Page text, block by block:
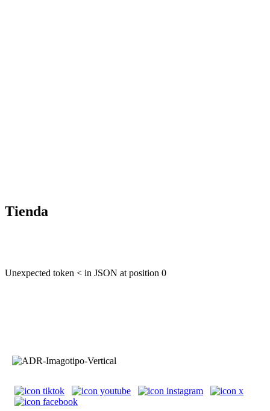
Tienda
Unexpected token < in JSON at position 0